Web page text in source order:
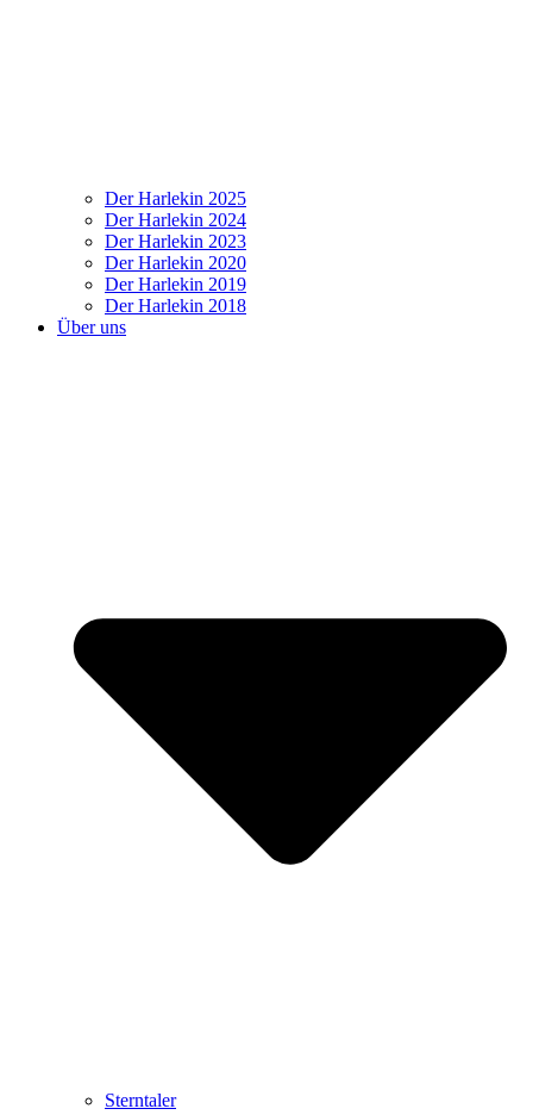
Der Harlekin 2025
Der Harlekin 2024
Der Harlekin 2023
Der Harlekin 2020
Der Harlekin 2019
Der Harlekin 2018
Über uns
Sterntaler